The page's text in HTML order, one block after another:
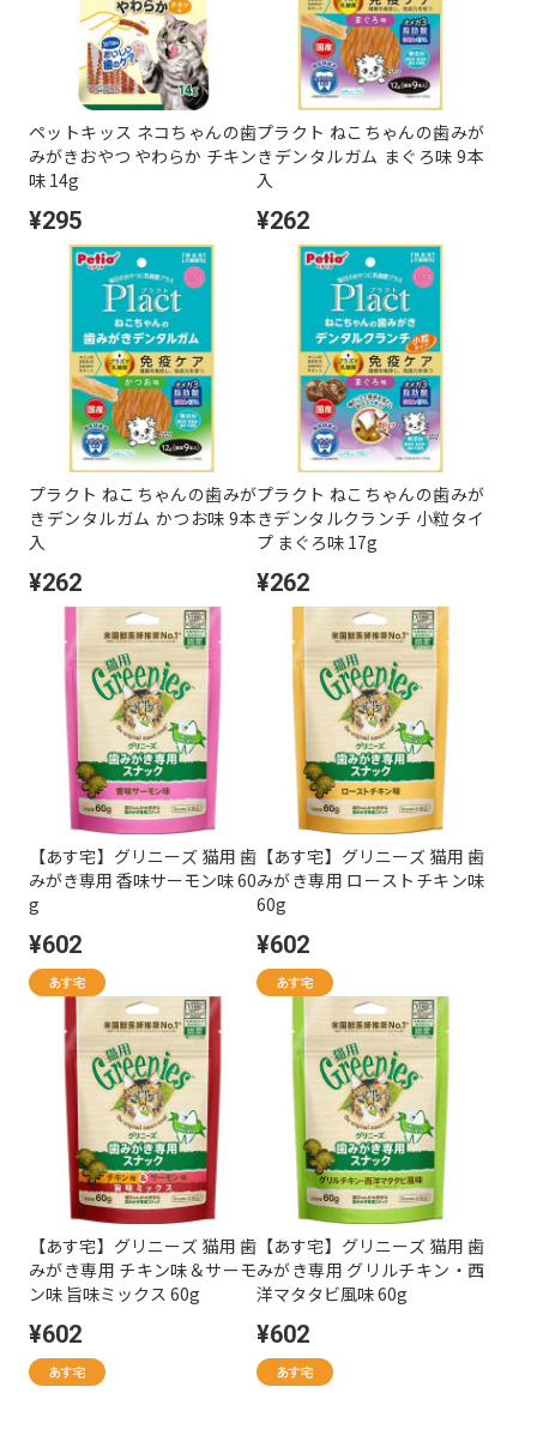
ペットキッス ネコちゃんの歯
みがきおやつ やわらか チキン
味 14g
¥295
プラクト ねこちゃんの歯みが
きデンタルガム まぐろ味 9本
入
¥262
プラクト ねこちゃんの歯みが
きデンタルガム かつお味 9本
入
¥262
プラクト ねこちゃんの歯みが
きデンタルクランチ 小粒タイ
プ まぐろ味 17g
¥262
【あす宅】グリニーズ 猫用 歯
みがき専用 香味サーモン味 60
g
¥602
【あす宅】グリニーズ 猫用 歯
みがき専用 ローストチキン味
60g
¥602
【あす宅】グリニーズ 猫用 歯
みがき専用 チキン味＆サーモ
ン味 旨味ミックス 60g
¥602
【あす宅】グリニーズ 猫用 歯
みがき専用 グリルチキン・西
洋マタタビ風味 60g
¥602